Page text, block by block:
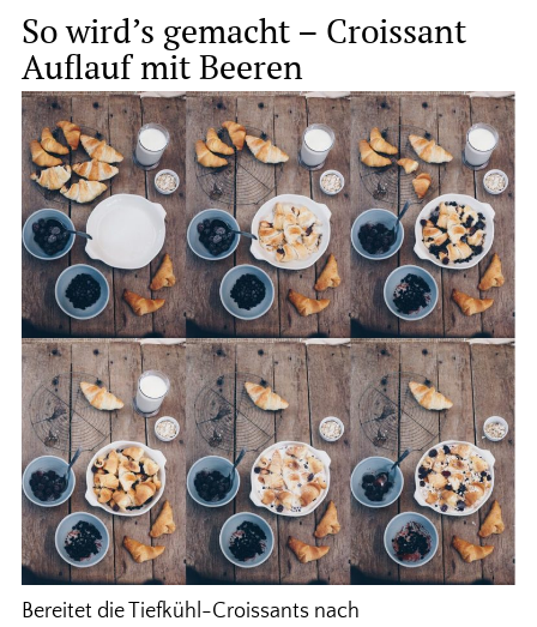
So wird’s gemacht – Croissant
Auflauf mit Beeren
Bereitet die Tiefkühl-Croissants nach